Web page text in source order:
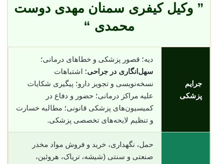
” وکیل کیفری سمنان مهدی دوست
محمدی “
جرایم
پزشکی
دیه؛ قصور پزشکی و خطاهای درمانی؛
سهل‌انگاری در جراحی؛ اشتباهات
نسخه‌نویسی و تجویز دارو؛ پیگیری شکایات
علیه مراکز درمانی؛ حضور و دفاع در
کمیسیون‌های پزشکی قانونی؛ مطالبه خسارت
و تنظیم لایحه‌های تخصصی پزشکی.
حمل، نگهداری، خرید و فروش مواد مخدر
صنعتی و سنتی (شیشه، تریاک، هروئین،